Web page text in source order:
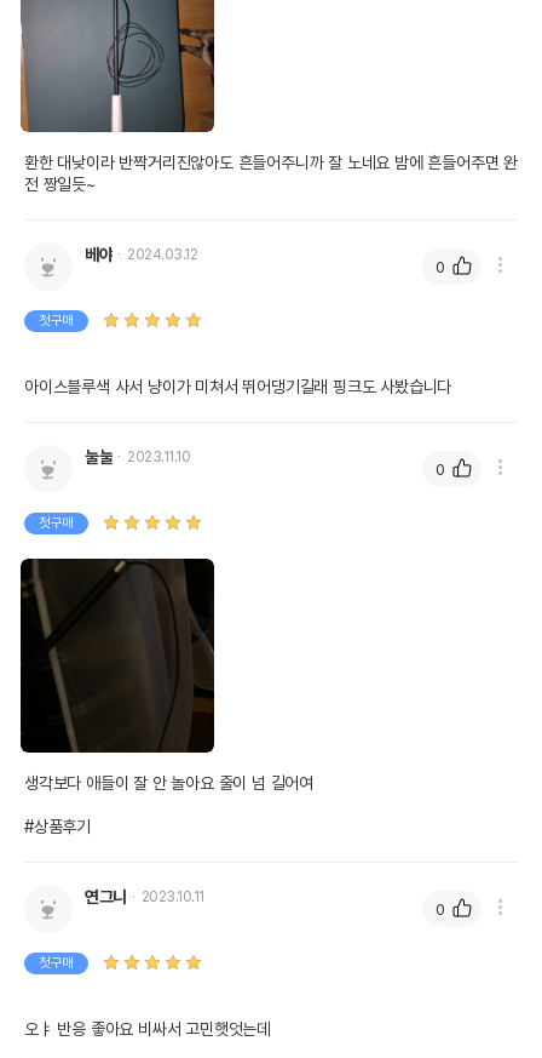
손잡이 길이를 1cm 더 길게 하여 그립감도 높였습니다.
5. 낚싯대를 세게 휘두를 때, 연결부가 흔들리지 않게 구조 개선을
환한 대낮이라 반짝거리진않아도 흔들어주니까 잘 노네요 밤에 흔들어주면 완
전 짱일듯~
베야 2024.03.12
첫구매
아이스블루색 사서 냥이가 미쳐서 뛰어댕기길래 핑크도 사봤습니다
0
눌눌 2023.11.10
첫구매
생각보다 애들이 잘 안 놀아요 줄이 넘 길어여
#상품후기
0
연그니 2023.10.11
첫구매
오ㅑ 반응 좋아요 비싸서 고민햇엇는데
0